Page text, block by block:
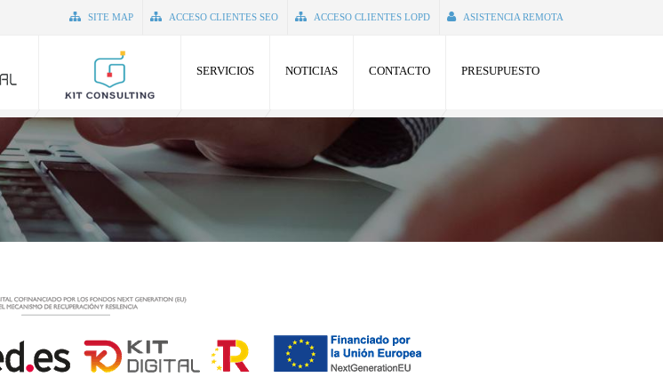
SITE MAP ACCESO CLIENTES SEO ACCESO CLIENTES LOPD ASISTENCIA REMOTA
SERVICIOS NOTICIAS CONTACTO PRESUPUESTO